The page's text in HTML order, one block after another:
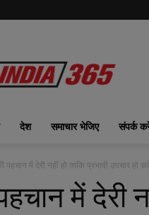
India
365
|
का
फीवर
देश समाचार भेजिए संपर्क
पहचान में देरी नहीं हो ताकि प्रभावी उपचार हो
में देरी